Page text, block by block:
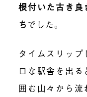
根付いた古き良
ち でした。
タイムスリッ
ロな駅舎を出
囲む山々から流